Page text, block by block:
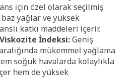
için özel olarak seçilmiş
yağlar ve yüksek
katkı maddeleri içerir.
İndeksi:Geniş
mükemmel yağlama
soğuk havalarda kolaylıkla
hem de yüksek